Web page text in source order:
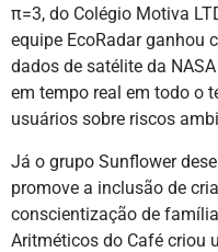
π=3, do Colégio Motiva
equipe EcoRadar ganhou
dados de satélite da
em tempo real em todo o
usuários sobre riscos
Já o grupo Sunflower
promove a inclusão de
conscientização de
Aritméticos do Café criou